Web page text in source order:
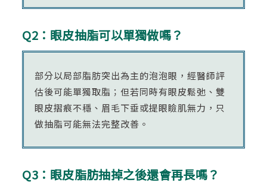
Q2：眼皮抽脂可以單獨做嗎？
部分以局部脂肪突出為主的泡泡眼，經醫師評
估後可能單獨取脂；但若同時有眼皮鬆弛、雙
眼皮摺痕不穩、眉毛下垂或提眼瞼肌無力，只
做抽脂可能無法完整改善。
Q3：眼皮脂肪抽掉之後還會再長嗎？